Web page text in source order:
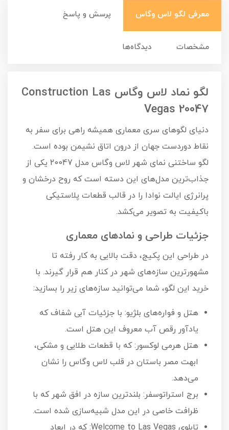
معرفی لگو لاس وگاس پرسش و پاسخ
مشخصات دیدگاه‌ها
لگو نماد لاس وگاس Construction Las
Vegas 20047
دنیای لگوهای سری معماری همیشه راهی برای سفر به
نقاط دوردست جهان از درون اتاق نشیمن بوده است.
لگو ساختنی نمای شهر لاس وگاس مدل 20047 یکی از
جذاب‌ترین مدل‌های این دسته است که روح درخشان و
پرانرژی ایالت نوادا را در قالب قطعات پلاستیکی
باکیفیت به تصویر می‌کشد.
جزئیات طراحی و نمادهای معماری
در طراحی این پکیج، دقت بالایی به کار رفته تا
مشهورترین سازه‌های شهر در کنار هم قرار گیرند. با
خرید این لگو، شما می‌توانید سازه‌های زیر را بسازید:
هتل و فواره‌های بلژیو: با جزئیات آبی شفاف که
یادآور رقص آب معروف این هتل است.
هتل هرمی لوکسور: که با قطعات طلایی و مشکی،
ابهت مصر باستان در قلب لاس وگاس را نشان
می‌دهد.
برج استراتوسفر: بلندترین سازه در افق شهر که با
ظرافت خاصی در این مدل شبیه‌سازی شده است.
تابلوی Welcome to Las Vegas: که در ابعاد